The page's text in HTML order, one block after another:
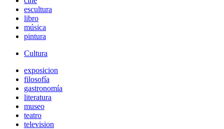
escultura
libro
música
pintura
Cultura
exposicion
filosofía
gastronomía
literatura
museo
teatro
television